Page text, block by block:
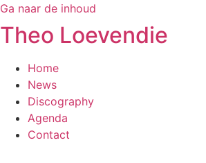
Ga naar de inhoud
Theo Loevendie
Home
News
Discography
Agenda
Contact